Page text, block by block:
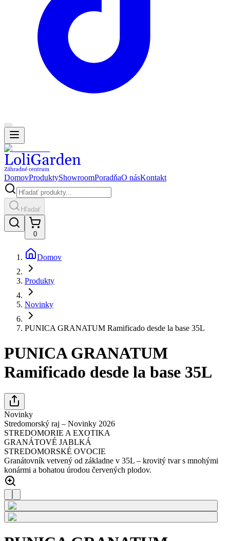
DomovProduktyShowroomPoradňaO násKontakt
Hľadať
0
Domov
Produkty
Novinky
PUNICA GRANATUM Ramificado desde la base 35L
PUNICA GRANATUM
Ramificado desde la base 35L
Novinky
Stredomorský raj – Novinky 2026
STREDOMORIE A EXOTIKA
GRANÁTOVÉ JABLKÁ
STREDOMORSKÉ OVOCIE
Granátovník vetvený od základne v 35L – krovitý tvar s mnohými
konármi a bohatou úrodou červených plodov.